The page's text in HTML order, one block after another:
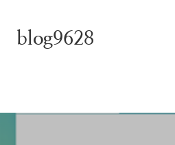
blog9628